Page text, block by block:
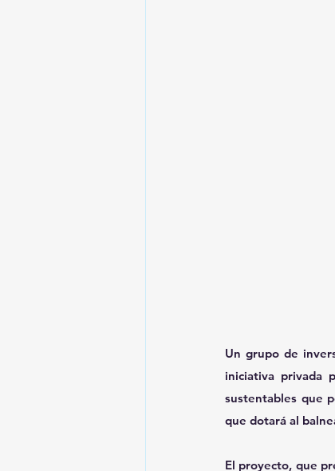
Un grupo de
iniciativa privada
sustentables que
que dotará al
El proyecto, que